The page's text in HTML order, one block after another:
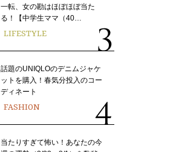
一転、女の勘はほぼほぼ当た
る！【中学生ママ（40…
LIFESTYLE
話題のUNIQLOのデニムジャケ
ットを購入！春気分投入のコー
ディネート
FASHION
当たりすぎて怖い！あなたの今